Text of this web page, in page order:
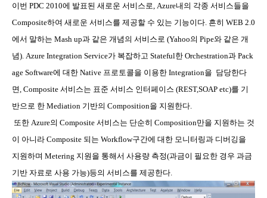
이번 PDC 2010에 발표된 새로운 서비스로 , Azure내의 각종 서비스들을
Composite하여 새로운 서비스를 제공할 수 있는 기능이다 흔히 WEB 2.0
에서 말하는 Mash up과 같은 개념의 서비스로 (Yahoo의 Pipe와 같은 개
념). Azure Integration Service가 복잡하고 Stateful한 Orchestration과 Pack
age Software에 대한 Native 프로토콜을 이용한 Integration을 담당한다
면 , Composite 서비스는 표준 서비스 인터페이스 (REST,SOAP etc)를 기
반으로 한 Mediation 기반의 Composition을 지원한다
또한 Azure의 Composite 서비스는 단순히 Composition만을 지원하는 것
이 아니라 Composite 되는 Workflow구간에 대한 모니터링과 디버깅을
지원하며 Metering 지원을 통해서 사용량 측정(과금이 필요한 경우 과금
기반 자료로 사용 가능)등의 서비스를 제공한다